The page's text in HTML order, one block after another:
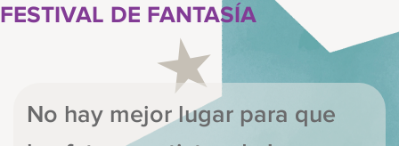
FESTIVAL DE FANTASÍA
No hay mejor lugar para que